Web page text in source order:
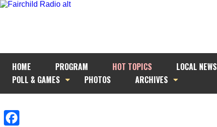
HOME PROGRAM HOT TOPICS
LOCAL NEWS
POLL & GAMES
PHOTOS ARCHIVES